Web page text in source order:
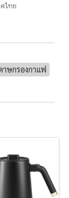
ไทย
าษกรองกาแฟ